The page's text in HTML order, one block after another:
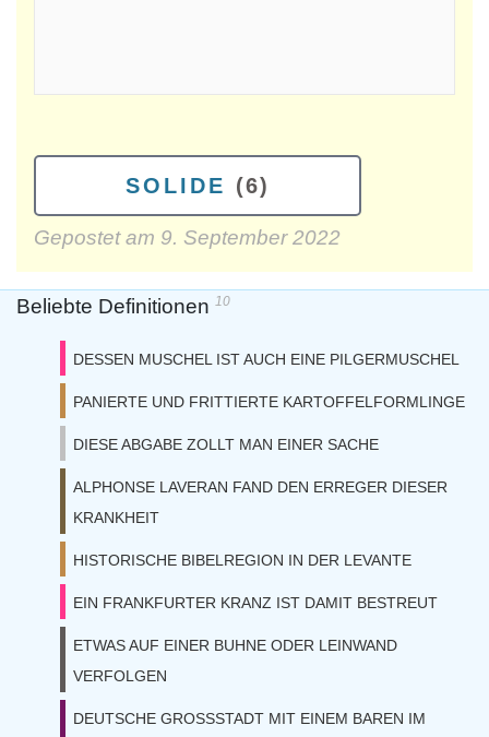
SOLIDE (6)
Gepostet am 9. September 2022
Beliebte Definitionen 10
DESSEN MUSCHEL IST AUCH EINE PILGERMUSCHEL
PANIERTE UND FRITTIERTE KARTOFFELFORMLINGE
DIESE ABGABE ZOLLT MAN EINER SACHE
ALPHONSE LAVERAN FAND DEN ERREGER DIESER
KRANKHEIT
HISTORISCHE BIBELREGION IN DER LEVANTE
EIN FRANKFURTER KRANZ IST DAMIT BESTREUT
ETWAS AUF EINER BUHNE ODER LEINWAND
VERFOLGEN
DEUTSCHE GROSSSTADT MIT EINEM BAREN IM